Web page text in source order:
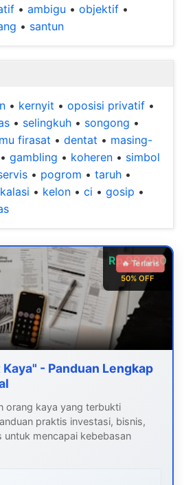
• ambigu • objektif •
• santun
• kernyit • oposisi privatif •
• selingkuh • songong •
firasat • dentat • masing-
• gambling • koheren • simbol
• pogrom • taruh •
• kelon • ci • gosip •
Rp 99.000
50% OFF
🔥 Terlaris
- Panduan Lengkap
orang kaya yang terbukti
praktis investasi, bisnis,
untuk mencapai kebebasan